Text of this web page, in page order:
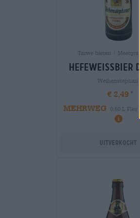
Tarwe bieren |
hefeweissbier
Weihenstephan
€ 2,49
MEHRWEG
0,50 L Fles
Uitverkocht